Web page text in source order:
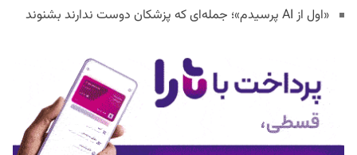
«اول از AI پرسیدم»؛ جمله‌ای که پزشکان دوست ندارند بشنوند